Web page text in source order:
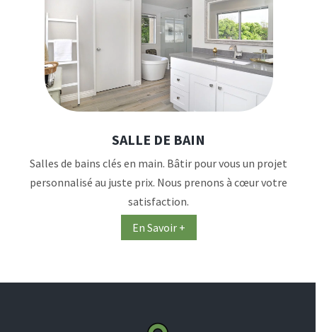
SALLE DE BAIN
Salles de bains clés en main. Bâtir pour vous un projet
personnalisé au juste prix. Nous prenons à cœur votre
satisfaction.
En Savoir +